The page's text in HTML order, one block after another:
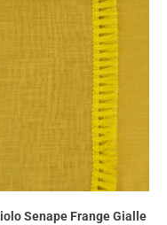
Senape Frange Gialle